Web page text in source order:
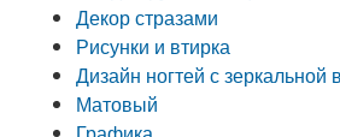
Декор стразами
Рисунки и втирка
Дизайн ногтей с зеркальной
Матовый